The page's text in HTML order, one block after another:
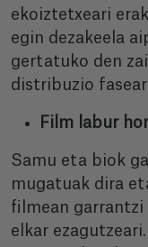
ekoiztetxeari
egin dezakeela
gertatuko den
distribuzio
Film labur
Samu eta biok
mugatuak dira
filmean garrantzi
elkar